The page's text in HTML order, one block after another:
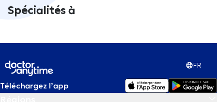
Spécialités à
FR
Téléchargez l’app